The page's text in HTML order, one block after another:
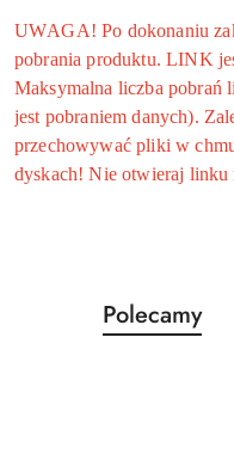
UWAGA! Po dokonaniu
pobrania produktu. LINK
Maksymalna liczba
jest pobraniem danych).
przechowywać pliki w
dyskach! Nie otwieraj linku
Pomiń karuzelę
Produkty
o
Polecamy